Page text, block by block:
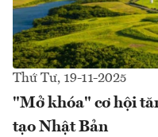
Thứ Tư, 19-11-2025
"Mở khóa" cơ hội
tạo Nhật Bản